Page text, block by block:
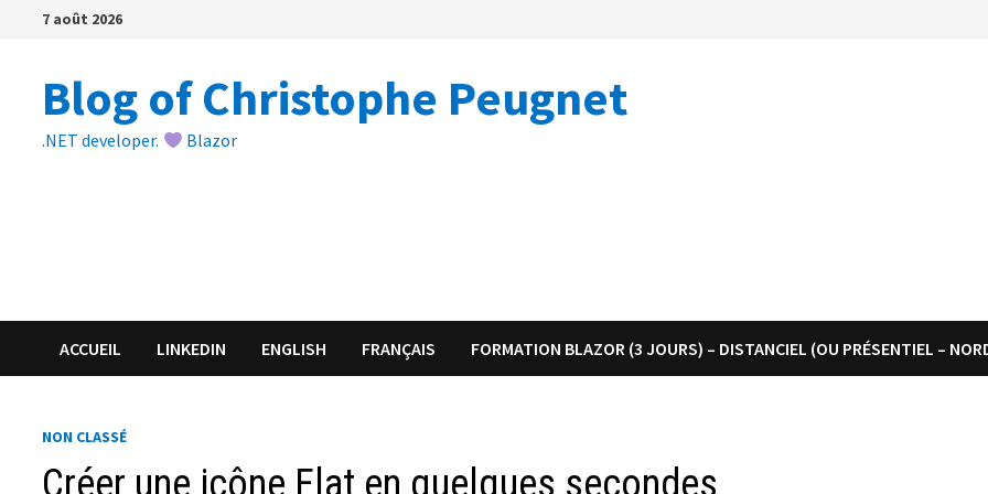
Passer7 août 2026
Blog of Christophe Peugnet
.NET developer. Blazor
ACCUEIL LINKEDIN ENGLISH FRANÇAIS FORMATION BLAZOR (3 JOURS) – DISTANCIEL (OU PRÉSENTIEL –
NON CLASSÉ
Créer une icône Flat en quelques secondes